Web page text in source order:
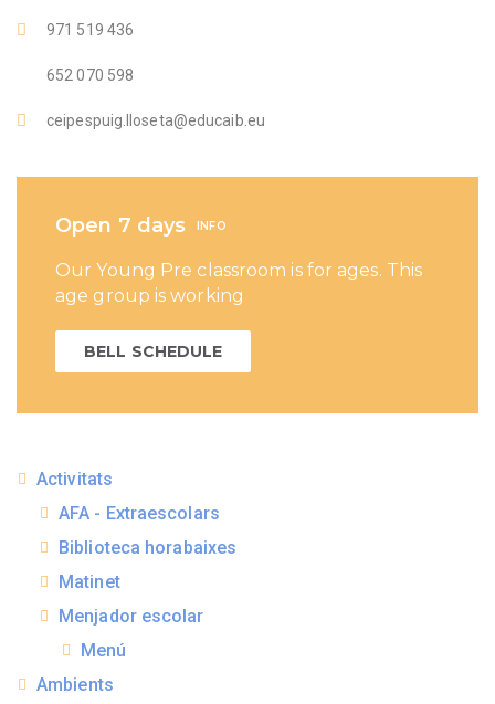
971 519 436
652 070 598
ceipespuig.lloseta@educaib.eu
Open 7 days INFO
Our Young Pre classroom is for ages. This
age group is working
BELL SCHEDULE
Activitats
AFA - Extraescolars
Biblioteca horabaixes
Matinet
Menjador escolar
Menú
Ambients